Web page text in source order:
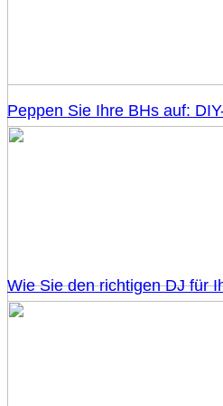
Peppen Sie Ihre BHs auf:
Wie Sie den richtigen DJ für